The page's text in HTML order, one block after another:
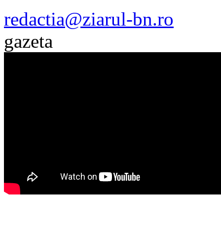
redactia@ziarul-bn.ro
gazeta